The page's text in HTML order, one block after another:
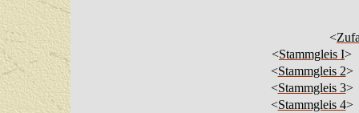
<
<Stammgleis I>
<Stammgleis 2>
<Stammgleis 3>
<Stammgleis 4>